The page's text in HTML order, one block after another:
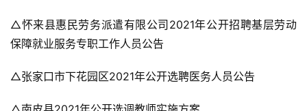
△怀来县惠民劳务派遣有限公司2021年公开招聘基层劳动
保障就业服务专职工作人员公告
△张家口市下花园区2021年公开选聘医务人员公告